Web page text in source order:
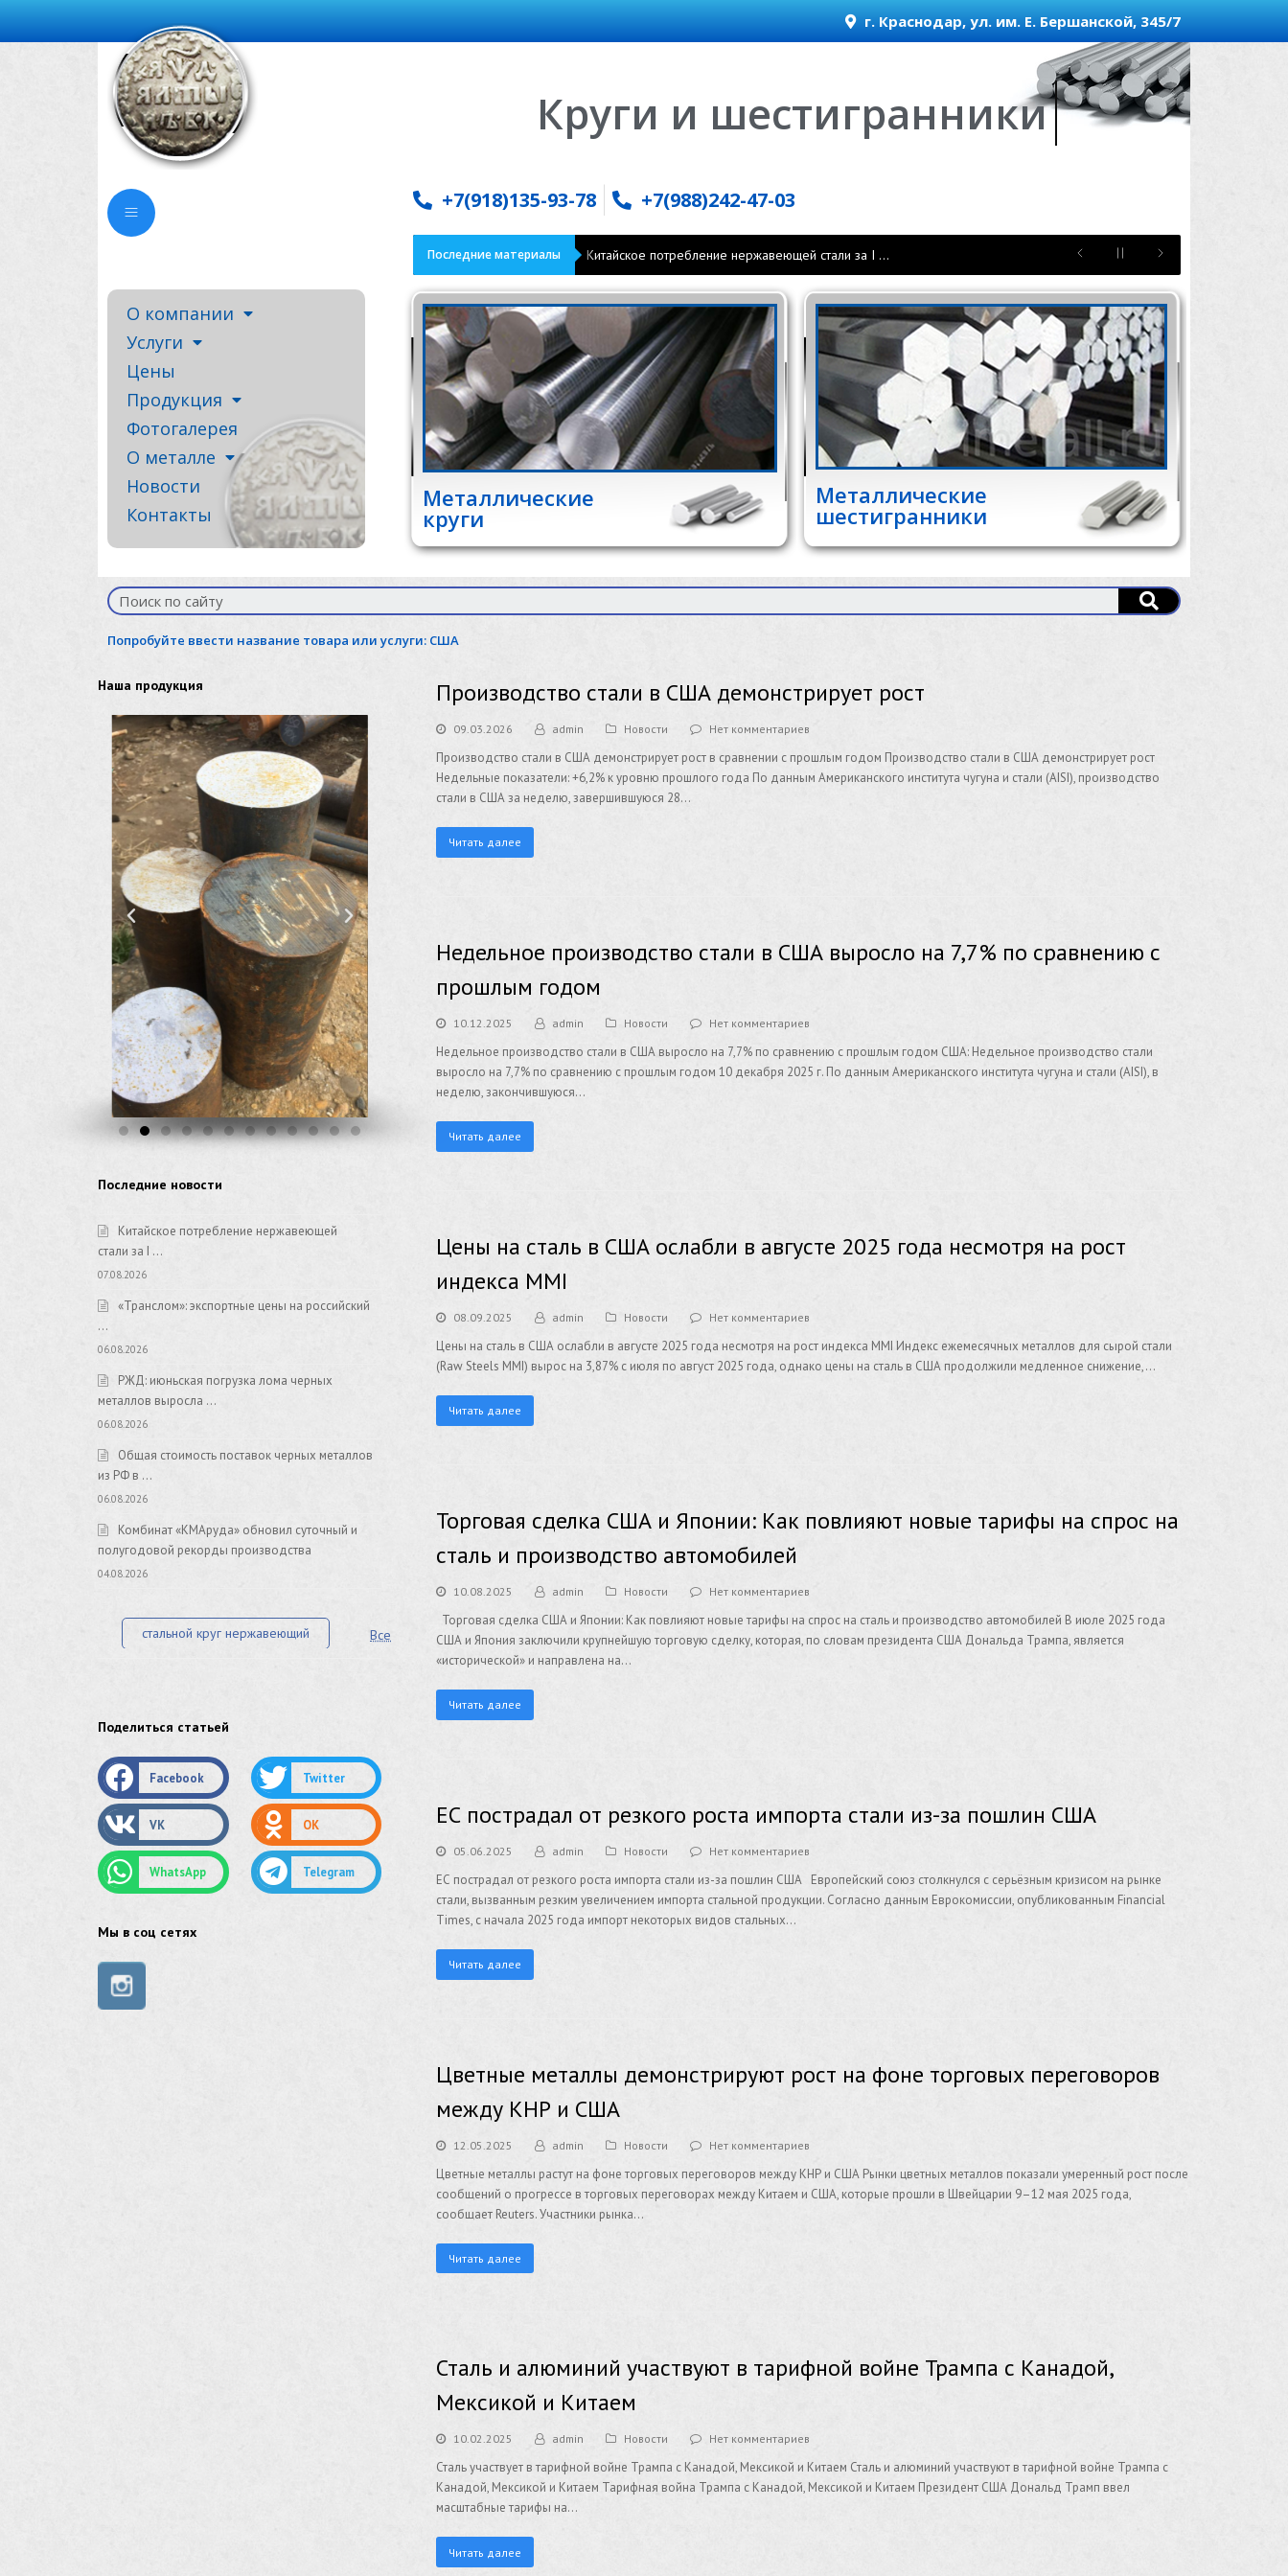
г. Краснодар, ул. им. Е. Бершанской, 345/7
Круги и шестигранники
+7(918)135-93-78 +7(988)242-47-03
Последние материалы Китайское потребление нержавеющей стали за I …
О компании
Услуги
Цены
Продукция
Фотогалерея
О металле
Новости
Контакты
Металлические
круги
Металлические
шестигранники
Попробуйте ввести название товара или услуги: США
Производство стали в США демонстрирует рост
09.03.2026 admin Новости Нет комментариев
Производство стали в США демонстрирует рост в сравнении с прошлым годом Производство стали в США демонстрирует рост
Недельные показатели: +6,2% к уровню прошлого года По данным Американского института чугуна и стали (AISI), производство
стали в США за неделю, завершившуюся 28…
Читать далее
Недельное производство стали в США выросло на 7,7% по сравнению с
прошлым годом
10.12.2025 admin Новости Нет комментариев
Недельное производство стали в США выросло на 7,7% по сравнению с прошлым годом США: Недельное производство стали
выросло на 7,7% по сравнению с прошлым годом 10 декабря 2025 г. По данным Американского института чугуна и стали (AISI), в
неделю, закончившуюся…
Читать далее
Цены на сталь в США ослабли в августе 2025 года несмотря на рост
индекса MMI
08.09.2025 admin Новости Нет комментариев
Цены на сталь в США ослабли в августе 2025 года несмотря на рост индекса MMI Индекс ежемесячных металлов для сырой стали
(Raw Steels MMI) вырос на 3,87% с июля по август 2025 года, однако цены на сталь в США продолжили медленное снижение,…
Читать далее
Торговая сделка США и Японии: Как повлияют новые тарифы на спрос на
сталь и производство автомобилей
10.08.2025 admin Новости Нет комментариев
Торговая сделка США и Японии: Как повлияют новые тарифы на спрос на сталь и производство автомобилей В июле 2025 года
США и Япония заключили крупнейшую торговую сделку, которая, по словам президента США Дональда Трампа, является
«исторической» и направлена на…
Читать далее
ЕС пострадал от резкого роста импорта стали из-за пошлин США
05.06.2025 admin Новости Нет комментариев
ЕС пострадал от резкого роста импорта стали из-за пошлин США Европейский союз столкнулся с серьёзным кризисом на рынке
стали, вызванным резким увеличением импорта стальной продукции. Согласно данным Еврокомиссии, опубликованным Financial
Times, с начала 2025 года импорт некоторых видов стальных…
Читать далее
Цветные металлы демонстрируют рост на фоне торговых переговоров
между КНР и США
12.05.2025 admin Новости Нет комментариев
Цветные металлы растут на фоне торговых переговоров между КНР и США Рынки цветных металлов показали умеренный рост после
сообщений о прогрессе в торговых переговорах между Китаем и США, которые прошли в Швейцарии 9–12 мая 2025 года,
сообщает Reuters. Участники рынка…
Читать далее
Сталь и алюминий участвуют в тарифной войне Трампа с Канадой,
Мексикой и Китаем
10.02.2025 admin Новости Нет комментариев
Сталь участвует в тарифной войне Трампа с Канадой, Мексикой и Китаем Сталь и алюминий участвуют в тарифной войне Трампа с
Канадой, Мексикой и Китаем Тарифная война Трампа с Канадой, Мексикой и Китаем Президент США Дональд Трамп ввел
масштабные тарифы на…
Читать далее
Наша продукция
Последние новости
Китайское потребление нержавеющей
стали за I …
07.08.2026
«Транслом»: экспортные цены на российский
…
06.08.2026
РЖД: июньская погрузка лома черных
металлов выросла …
06.08.2026
Общая стоимость поставок черных металлов
из РФ в …
06.08.2026
Комбинат «КМАруда» обновил суточный и
полугодовой рекорды производства
04.08.2026
стальной круг нержавеющий
оцинкованный круг
оцинкованный лист
труба оцинкованная
труба нержавеющая
сетка нержавеющая
сетка оцинкованная
Все
Поделиться статьей
Facebook Twitter
VK OK
WhatsApp Telegram
Мы в соц сетях